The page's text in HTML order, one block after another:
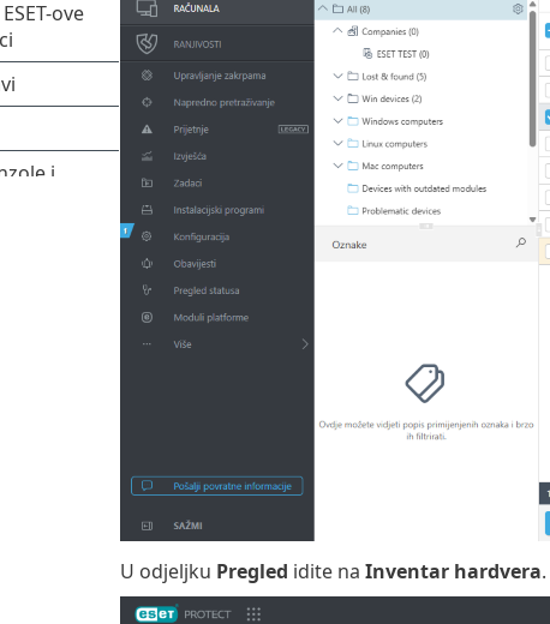
U odjeljku Pregled idite na Inventar hardvera.